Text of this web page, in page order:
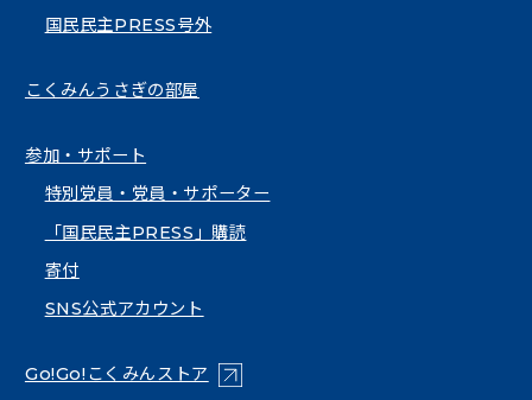
国民民主PRESS号外
こくみんうさぎの部屋
参加・サポート
特別党員・党員・サポーター
「国民民主PRESS」購読
寄付
SNS公式アカウント
Go!Go!こくみんストア （新しいタブで開く）